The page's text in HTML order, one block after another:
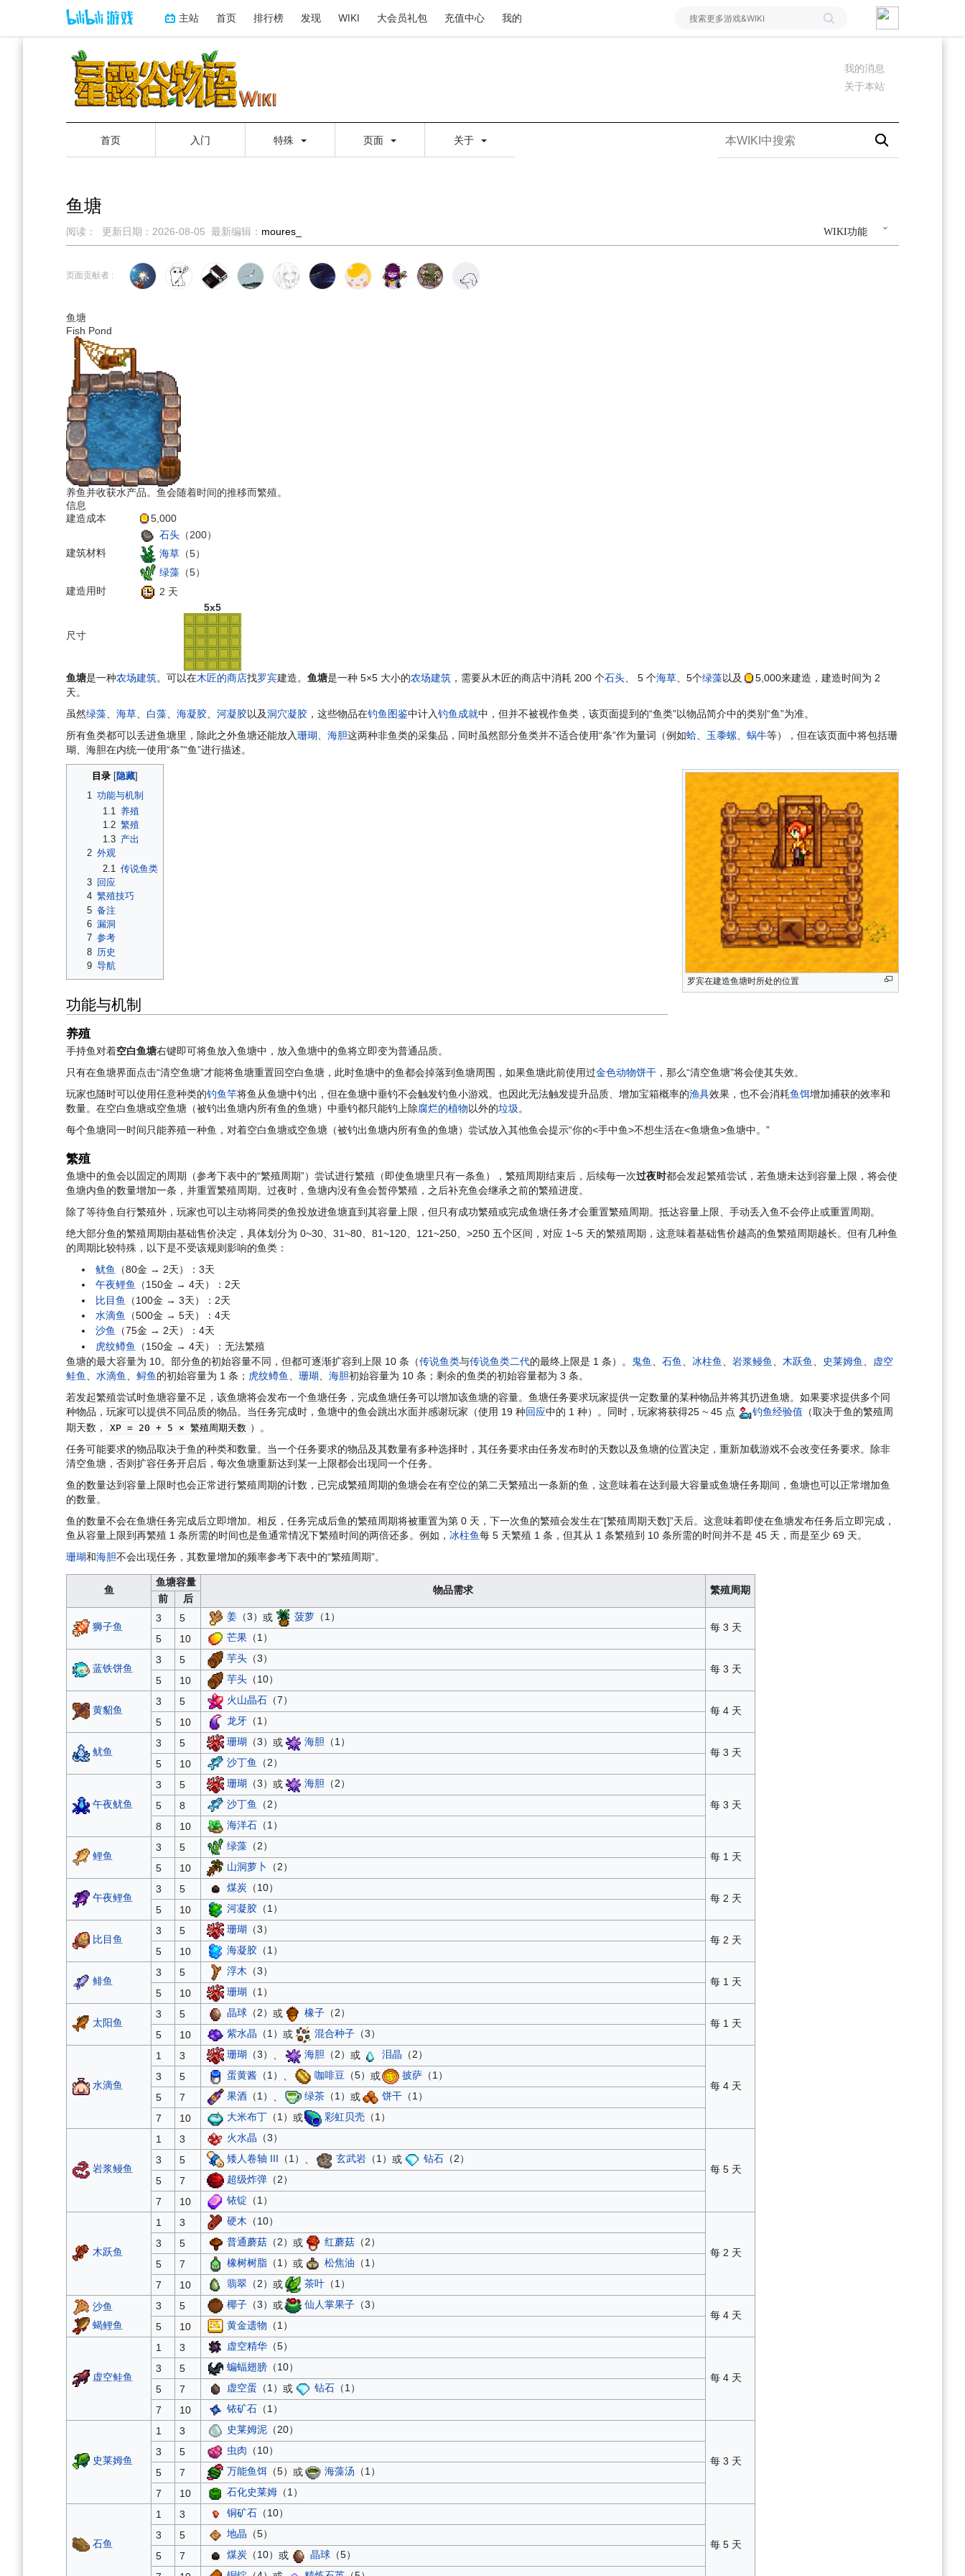
主站 首页 排行榜 发现 WIKI 大会员礼包 充值中心 我的
我的消息
关于本站
首页 入门 特殊 页面 关于
鱼塘
WIKI功能
阅读： 更新日期： 2026-08-05 最新编辑： moures_
到
到
页面贡献者 :
鱼塘
Fish Pond
养鱼并收获水产品。鱼会随着时间的推移而繁殖。
信息
建造成本
5,000
建筑材料
石头 （200）
海草 （5）
绿藻 （5）
建造用时
2 天
尺寸
5x5
鱼塘是一种农场建筑。可以在木匠的商店找罗宾建造。 鱼塘是一种 5×5 大小的农场建筑 ，需要从木匠的商店中消耗 200 个石头 、 5 个海草 、5个绿藻以及 5,000来建造，建造时间为 2
天。
虽然绿藻 海草 白藻 海凝胶 河凝胶以及洞穴凝胶 ，这些物品在钓鱼图鉴中计入钓鱼成就中，但并不被视作鱼类，该页面提到的“鱼类”以物品简介中的类别“鱼”为准。
所有鱼类都可以丢进鱼塘里，除此之外鱼塘还能放入珊瑚 海胆这两种非鱼类的采集品，同时虽然部分鱼类并不适合使用“条”作为量词（例如蛤 玉黍螺 蜗牛等），但在该页面中将包括珊
瑚、海胆在内统一使用“条”“鱼”进行描述。
罗宾在建造鱼塘时所处的位置
目录
1
功能与机制
1.1
养殖
1.2 繁殖
1.3 产出
2 外观
2.1
传说鱼类
3 回应
4 繁殖技巧
5 备注
6 漏洞
7 参考
8 历史
9 导航
功能与机制
养殖
手持鱼对着空白鱼塘右键即可将鱼放入鱼塘中，放入鱼塘中的鱼将立即变为普通品质。
只有在鱼塘界面点击“清空鱼塘”才能将鱼塘重置回空白鱼塘，此时鱼塘中的鱼都会掉落到鱼塘周围，如果鱼塘此前使用过金色动物饼干 ，那么“清空鱼塘”将会使其失效。
玩家也随时可以使用任意种类的钓鱼竿将鱼从鱼塘中钓出，但在鱼塘中垂钓不会触发钓鱼小游戏。也因此无法触发提升品质、增加宝箱概率的渔具效果，也不会消耗鱼饵增加捕获的效率和
数量。在空白鱼塘或空鱼塘（被钓出鱼塘内所有鱼的鱼塘）中垂钓都只能钓上除腐烂的植物以外的垃圾。
每个鱼塘同一时间只能养殖一种鱼，对着空白鱼塘或空鱼塘（被钓出鱼塘内所有鱼的鱼塘）尝试放入其他鱼会提示“你的<手中鱼>不想生活在<鱼塘鱼>鱼塘中。”
繁殖
鱼塘中的鱼会以固定的周期（参考下表中的“繁殖周期”）尝试进行繁殖（即使鱼塘里只有一条鱼），繁殖周期结束后，后续每一次过夜时都会发起繁殖尝试，若鱼塘未达到容量上限，将会使
鱼塘内鱼的数量增加一条，并重置繁殖周期。过夜时，鱼塘内没有鱼会暂停繁殖，之后补充鱼会继承之前的繁殖进度。
除了等待鱼自行繁殖外，玩家也可以主动将同类的鱼投放进鱼塘直到其容量上限，但只有成功繁殖或完成鱼塘任务才会重置繁殖周期。抵达容量上限、手动丢入鱼不会停止或重置周期。
绝大部分鱼的繁殖周期由基础售价决定，具体划分为 0~30、31~80、81~120、121~250、>250 五个区间，对应 1~5 天的繁殖周期，这意味着基础售价越高的鱼繁殖周期越长。但有几种鱼
的周期比较特殊，以下是不受该规则影响的鱼类：
鱿鱼
（80金 → 2天）：3天
午夜鲤鱼
（150金 → 4天）：2天
比目鱼
（100金 → 3天）：2天
水滴鱼
（500金 → 5天）：4天
沙鱼
（75金 → 2天）：4天
虎纹鳟鱼
（150金 → 4天）：无法繁殖
鱼塘的最大容量为 10。部分鱼的初始容量不同，但都可逐渐扩容到上限 10 条（传说鱼类与传说鱼类二代的最终上限是 1 条）。 鬼鱼、 石鱼、 冰柱鱼、 岩浆鳗鱼、 木跃鱼、 史莱姆鱼、 虚空
鲑鱼、 水滴鱼、 鲟鱼的初始容量为 1 条； 虎纹鳟鱼、 珊瑚、 海胆初始容量为 10 条；剩余的鱼类的初始容量都为 3 条。
若发起繁殖尝试时鱼塘容量不足，该鱼塘将会发布一个鱼塘任务，完成鱼塘任务可以增加该鱼塘的容量。鱼塘任务要求玩家提供一定数量的某种物品并将其扔进鱼塘。如果要求提供多个同
种物品，玩家可以提供不同品质的物品。当任务完成时，鱼塘中的鱼会跳出水面并感谢玩家（使用 19 种回应中的 1 种）。同时，玩家将获得25 ~ 45 点 钓鱼经验值 （取决于鱼的繁殖周
期天数，
XP = 20 + 5 × 繁殖周期天数 ）。
任务可能要求的物品取决于鱼的种类和数量。当一个任务要求的物品及其数量有多种选择时，其任务要求由任务发布时的天数以及鱼塘的位置决定，重新加载游戏不会改变任务要求。除非
清空鱼塘，否则扩容任务开启后，每次鱼塘重新达到某一上限都会出现同一个任务。
鱼的数量达到容量上限时也会正常进行繁殖周期的计数，已完成繁殖周期的鱼塘会在有空位的第二天繁殖出一条新的鱼，这意味着在达到最大容量或鱼塘任务期间，鱼塘也可以正常增加鱼
的数量。
鱼的数量不会在鱼塘任务完成后立即增加。相反，任务完成后鱼的繁殖周期将被重置为第 0 天，下一次鱼的繁殖会发生在“[繁殖周期天数]”天后。这意味着即使在鱼塘发布任务后立即完成，
鱼从容量上限到再繁殖 1 条所需的时间也是鱼通常情况下繁殖时间的两倍还多。例如， 冰柱鱼每 5 天繁殖 1 条，但其从 1 条繁殖到 10 条所需的时间并不是 45 天，而是至少 69 天。
珊瑚和海胆不会出现任务，其数量增加的频率参考下表中的“繁殖周期”。
鱼
鱼塘容量
物品需求 繁殖周期
前 后
狮子鱼
3 5 姜（3） 或 菠萝（1）
每 3 天
5
10 芒果（1）
蓝铁饼鱼
3 5 芋头（3）
每 3 天
5
10 芋头（10）
黄貂鱼
3 5 火山晶石（7）
每 4 天
5
10 龙牙（1）
鱿鱼
3 5 珊瑚 （3） 或 海胆（1）
每 3 天
5
10 沙丁鱼 （2）
午夜鱿鱼
3 5 珊瑚 （3） 或 海胆（2）
每 3 天
5 8 沙丁鱼 （2）
8
10 海洋石（1）
鲤鱼
3 5 绿藻（2）
每 1 天
5
10 山洞萝卜 （2）
午夜鲤鱼
3 5 煤炭（10）
每 2 天
5
10 河凝胶（1）
比目鱼
3 5 珊瑚 （3）
每 2 天
5
10 海凝胶（1）
鲱鱼
3 5 浮木 （3）
每 1 天
5
10 珊瑚 （1）
太阳鱼
3 5 晶球（2） 或 橡子（2）
每 1 天
5
10 紫水晶 （1） 或 混合种子（3）
水滴鱼
1 3 珊瑚 （3） 海胆（2） 或 泪晶 （2）
每 4 天
3 5 蛋黄酱（1） 咖啡豆（5） 或 披萨（1）
5
7 果酒（1） 绿茶（1） 或 饼干（1）
7
10 大米布丁（1） 或 彩虹贝壳（1）
岩浆鳗鱼
1 3 火水晶 （3）
每 5 天
3 5 矮人卷轴 III （1） 玄武岩（1） 或 钻石（2）
5
7 超级炸弹（2）
7
10 铱锭 （1）
木跃鱼
1 3 硬木 （10）
每 2 天
3 5 普通蘑菇（2） 或 红蘑菇（2）
5
7 橡树树脂（1） 或 松焦油 （1）
7
10 翡翠（2） 或 茶叶（1）
沙鱼
蝎鲤鱼
3 5 椰子（3） 或 仙人掌果子（3）
每 4 天
5
10 黄金遗物 （1）
虚空鲑鱼
1 3 虚空精华（5）
每 4 天
3 5 蝙蝠翅膀（10）
5
7 虚空蛋 （1） 或 钻石（1）
7
10 铱矿石（1）
史莱姆鱼
1 3 史莱姆泥（20）
每 3 天
3 5 虫肉 （10）
5
7 万能鱼饵（5） 或 海藻汤 （1）
7
10 石化史莱姆（1）
石鱼
1 3 铜矿石（10）
每 5 天
3 5 地晶 （5）
5
7 煤炭（10） 或 晶球（5）